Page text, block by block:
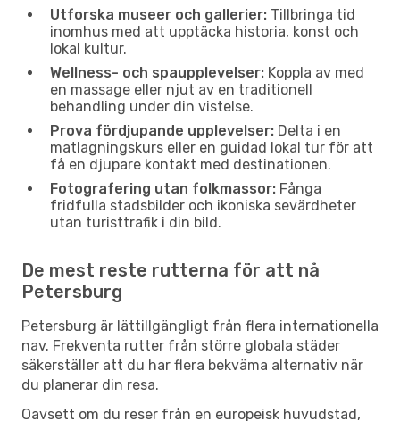
Utforska museer och gallerier: Tillbringa tid
inomhus med att upptäcka historia, konst och
lokal kultur.
Wellness- och spaupplevelser: Koppla av med
en massage eller njut av en traditionell
behandling under din vistelse.
Prova fördjupande upplevelser: Delta i en
matlagningskurs eller en guidad lokal tur för att
få en djupare kontakt med destinationen.
Fotografering utan folkmassor: Fånga
fridfulla stadsbilder och ikoniska sevärdheter
utan turisttrafik i din bild.
De mest reste rutterna för att nå
Petersburg
Petersburg är lättillgängligt från flera internationella
nav. Frekventa rutter från större globala städer
säkerställer att du har flera bekväma alternativ när
du planerar din resa.
Oavsett om du reser från en europeisk huvudstad,